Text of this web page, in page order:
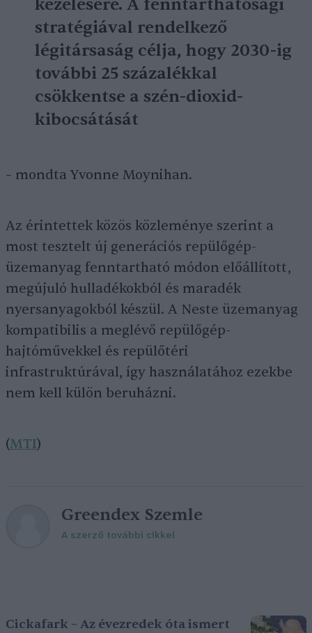
kezelésére. A fenntarthatósági
stratégiával rendelkező
légitársaság célja, hogy 2030-ig
további 25 százalékkal
csökkentse a szén-dioxid-
kibocsátását
– mondta Yvonne Moynihan.
Az érintettek közös közleménye szerint a
most tesztelt új generációs repülőgép-
üzemanyag fenntartható módon előállított,
megújuló hulladékokból és maradék
nyersanyagokból készül. A Neste üzemanyag
kompatibilis a meglévő repülőgép-
hajtóművekkel és repülőtéri
infrastruktúrával, így használatához ezekbe
nem kell külön beruházni.
(MTI)
Greendex Szemle
A szerző további cikkei
Cickafark – Az évezredek óta ismert